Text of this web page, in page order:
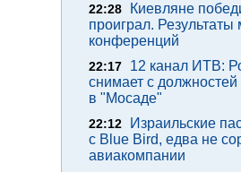
22:28
Киевляне
проиграл. Результаты
конференций
22:17
12 канал ИТВ:
снимает с должностей
в "Мосаде"
22:12
Израильские
с Blue Bird, едва не
авиакомпании